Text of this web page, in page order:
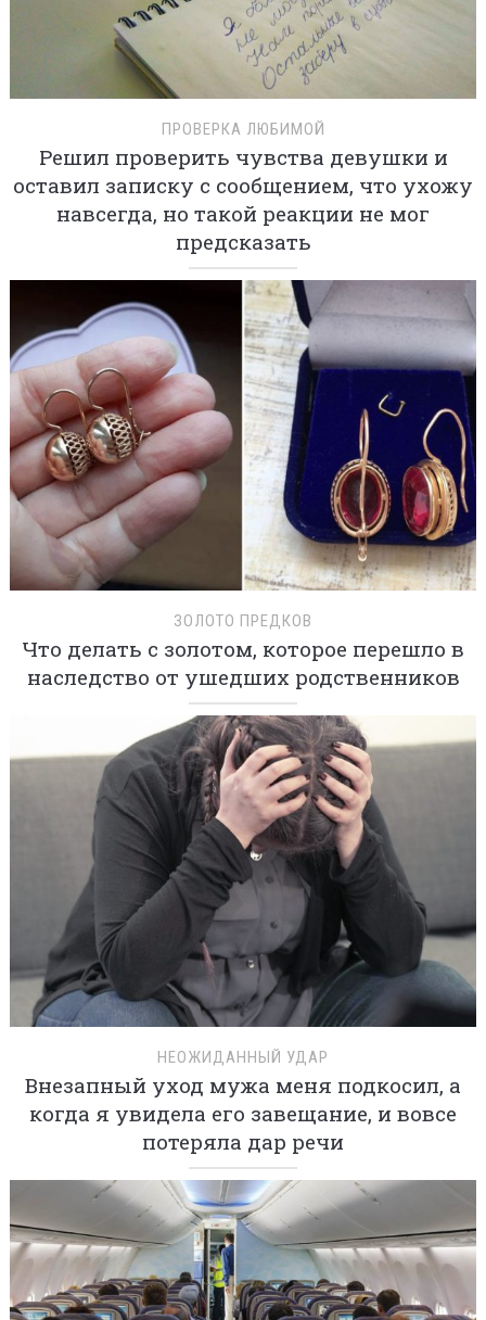
ПРОВЕРКА ЛЮБИМОЙ
Решил проверить чувства девушки и
оставил записку с сообщением, что ухожу
навсегда, но такой реакции не мог
предсказать
ЗОЛОТО ПРЕДКОВ
Что делать с золотом, которое перешло в
наследство от ушедших родственников
НЕОЖИДАННЫЙ УДАР
Внезапный уход мужа меня подкосил, а
когда я увидела его завещание, и вовсе
потеряла дар речи